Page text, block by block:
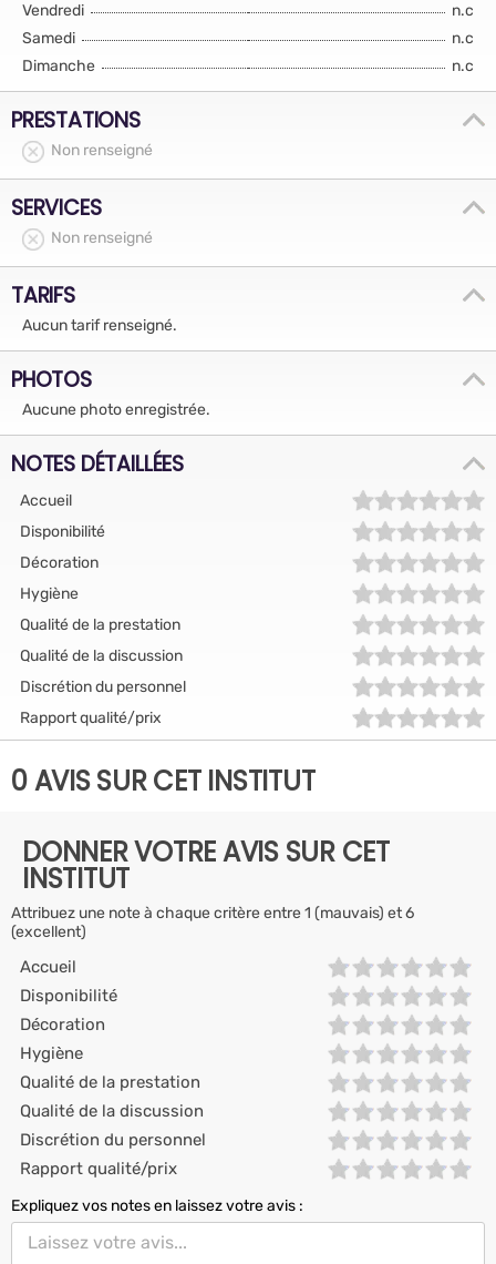
Vendredi
n.c
Samedi
n.c
Dimanche
n.c
PRESTATIONS
Non renseigné
SERVICES
Non renseigné
TARIFS
Aucun tarif renseigné.
PHOTOS
Aucune photo enregistrée.
NOTES DÉTAILLÉES
Accueil
Disponibilité
Décoration
Hygiène
Qualité de la prestation
Qualité de la discussion
Discrétion du personnel
Rapport qualité/prix
0 AVIS SUR CET INSTITUT
DONNER VOTRE AVIS SUR CET
INSTITUT
Attribuez une note à chaque critère entre 1 (mauvais) et 6
(excellent)
Accueil
Disponibilité
Décoration
Hygiène
Qualité de la prestation
Qualité de la discussion
Discrétion du personnel
Rapport qualité/prix
Expliquez vos notes en laissez votre avis :